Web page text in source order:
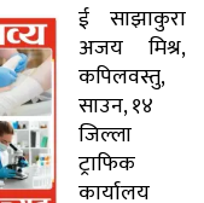
ई साझाकुरा
अजय मिश्र,
कपिलवस्तु,
साउन, १४
जिल्ला
ट्राफिक
कार्यालय